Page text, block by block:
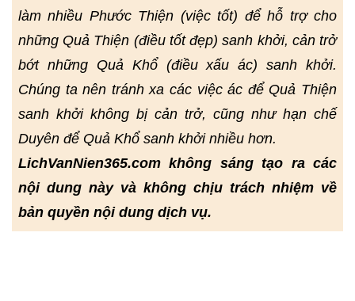
làm nhiều Phước Thiện (việc tốt) để hỗ trợ cho
những Quả Thiện (điều tốt đẹp) sanh khởi, cản trở
bớt những Quả Khổ (điều xấu ác) sanh khởi.
Chúng ta nên tránh xa các việc ác để Quả Thiện
sanh khởi không bị cản trở, cũng như hạn chế
Duyên để Quả Khổ sanh khởi nhiều hơn.
LichVanNien365.com không sáng tạo ra các
nội dung này và không chịu trách nhiệm về
bản quyền nội dung dịch vụ.